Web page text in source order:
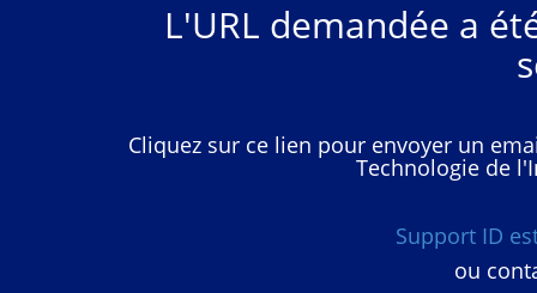
L'URL demandée a
Cliquez sur ce lien pour envoyer un
Technologie de
Support ID
ou